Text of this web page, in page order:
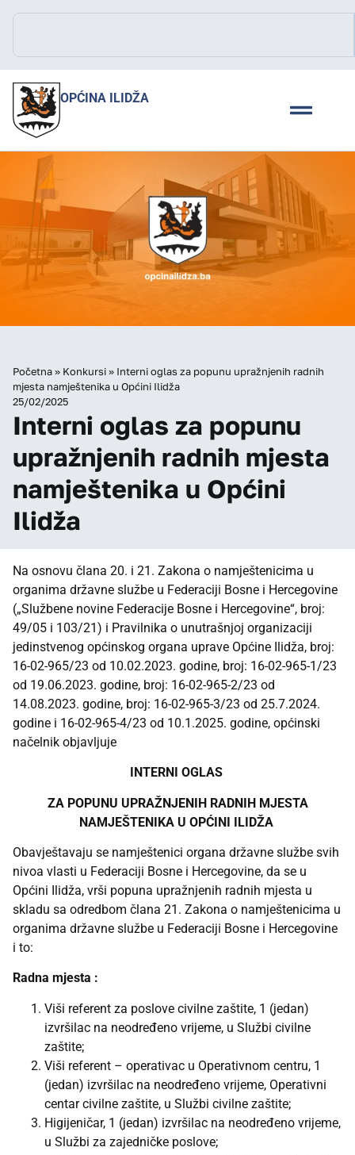
OPĆINA ILIDŽA
Početna» Konkursi» Interni oglas za popunu upražnjenih radnih
mjesta namještenika u Općini Ilidža
25/02/2025
Interni oglas za popunu
upražnjenih radnih mjesta
namještenika u Općini
Ilidža
Na osnovu člana 20. i 21. Zakona o namještenicima u
organima državne službe u Federaciji Bosne i Hercegovine
(„Službene novine Federacije Bosne i Hercegovine“, broj:
49/05 i 103/21) i Pravilnika o unutrašnjoj organizaciji
jedinstvenog općinskog organa uprave Općine Ilidža, broj:
16-02-965/23 od 10.02.2023. godine, broj: 16-02-965-1/23
od 19.06.2023. godine, broj: 16-02-965-2/23 od
14.08.2023. godine, broj: 16-02-965-3/23 od 25.7.2024.
godine i 16-02-965-4/23 od 10.1.2025. godine, općinski
načelnik objavljuje
INTERNI OGLAS
ZA POPUNU UPRAŽNJENIH RADNIH MJESTA
NAMJEŠTENIKA U OPĆINI ILIDŽA
Obavještavaju se namještenici organa državne službe svih
nivoa vlasti u Federaciji Bosne i Hercegovine, da se u
Općini Ilidža, vrši popuna upražnjenih radnih mjesta u
skladu sa odredbom člana 21. Zakona o namještenicima u
organima državne službe u Federaciji Bosne i Hercegovine
i to:
Radna mjesta :
Viši referent za poslove civilne zaštite, 1 (jedan)
izvršilac na neodređeno vrijeme, u Službi civilne
zaštite;
Viši referent – operativac u Operativnom centru, 1
(jedan) izvršilac na neodređeno vrijeme, Operativni
centar civilne zaštite, u Službi civilne zaštite;
Higijeničar, 1 (jedan) izvršilac na neodređeno vrijeme,
u Službi za zajedničke poslove;